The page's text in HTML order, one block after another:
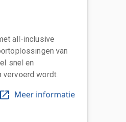
all-inclusive
van
snel en
wordt.
Meer informatie